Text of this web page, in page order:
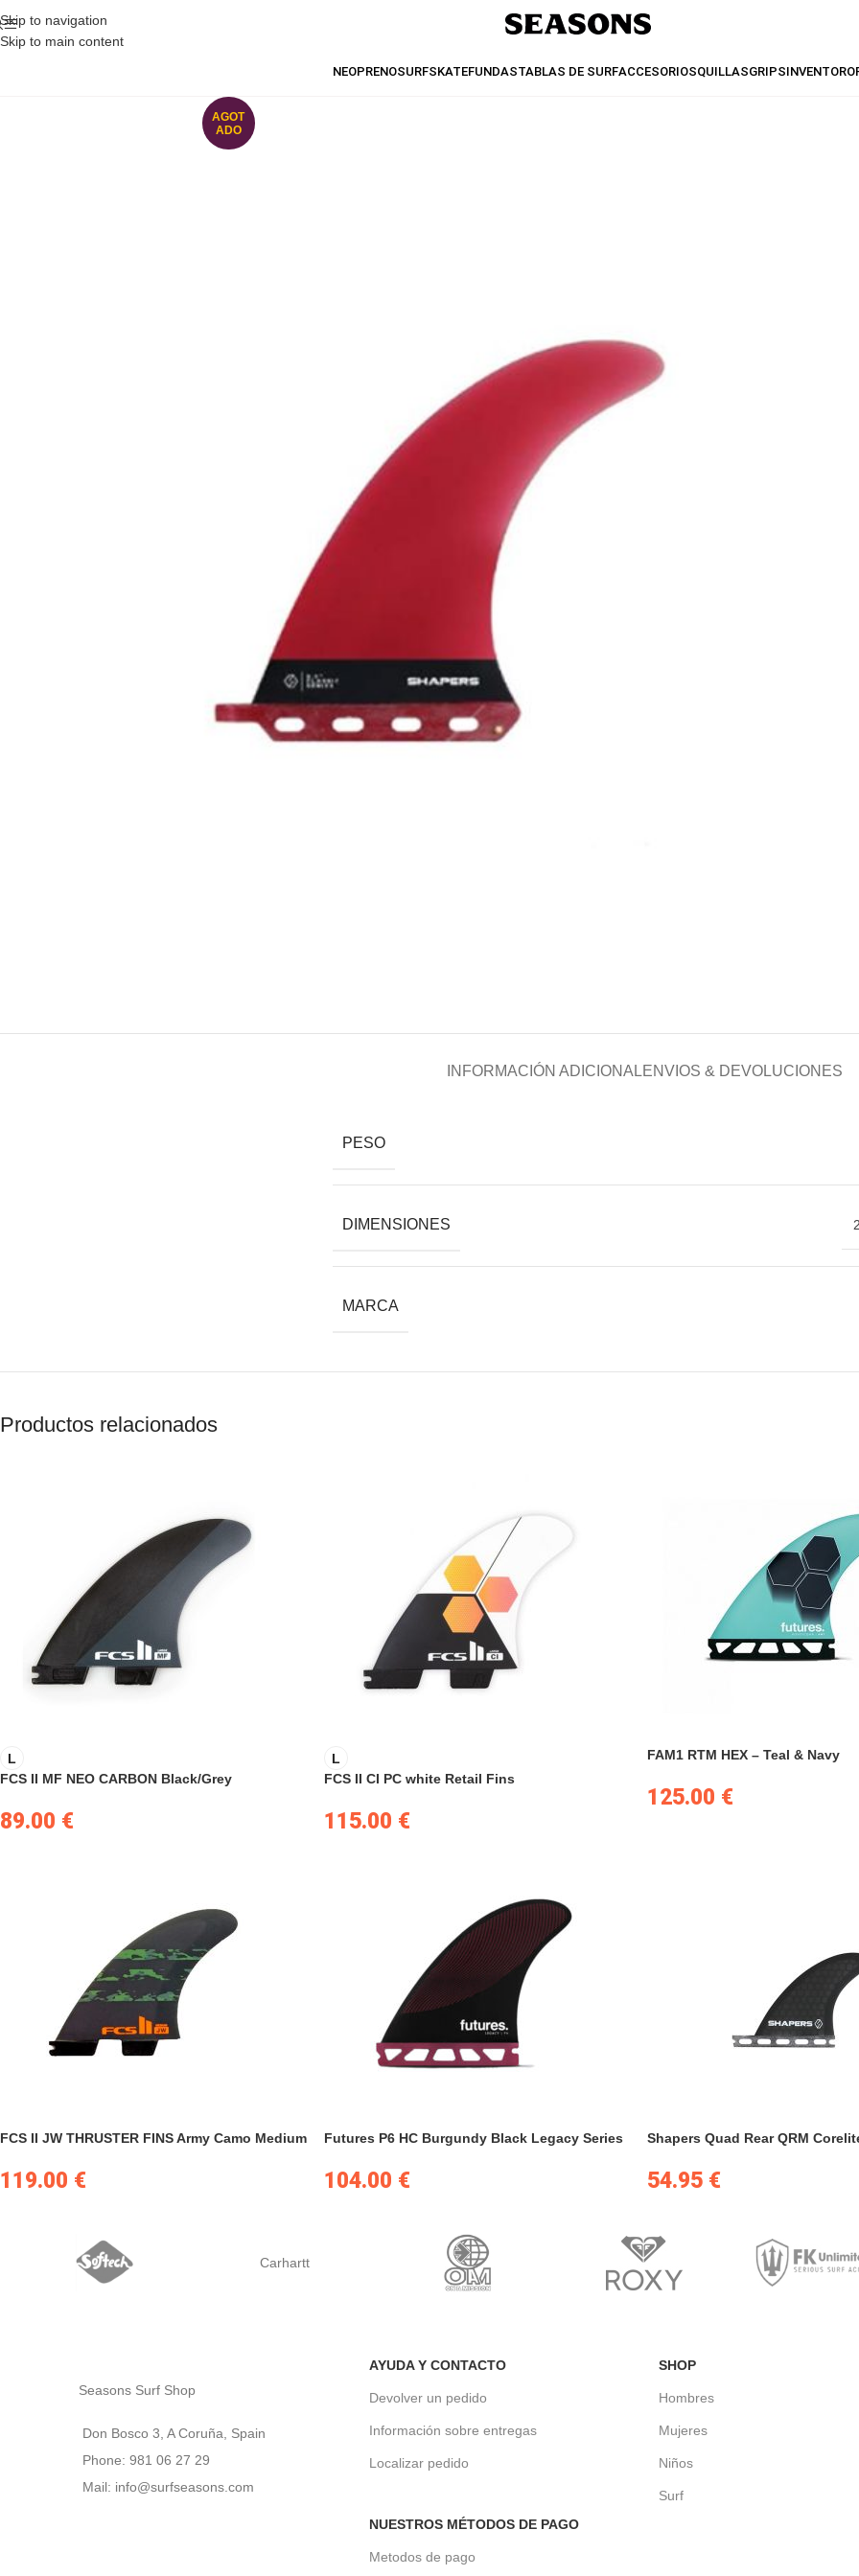
Skip to navigation
Skip to main content
NEOPRENOSURFSKATEFUNDASTABLAS DE SURFACCESORIOSQUILLASGRIPSINVENTO
AGOT
ADO
INFORMACIÓN ADICIONALENVIOS & DEVOLUCIONES
PESO
DIMENSIONES
MARCA
Productos relacionados
L
FCS II MF NEO CARBON Black/Grey
89.00 €
L
FCS II CI PC white Retail Fins
115.00 €
FAM1 RTM HEX – Teal & Navy
125.00 €
FCS II JW THRUSTER FINS Army Camo Medium
119.00 €
Futures P6 HC Burgundy Black Legacy Series
104.00 €
Shapers Quad Rear QRM
54.95 €
Carhartt
Seasons Surf Shop
Don Bosco 3, A Coruña, Spain
Phone: 981 06 27 29
Mail: info@surfseasons.com
AYUDA Y CONTACTO
Devolver un pedido
Información sobre entregas
Localizar pedido
NUESTROS MÉTODOS DE PAGO
Metodos de pago
SHOP
Hombres
Mujeres
Niños
Surf